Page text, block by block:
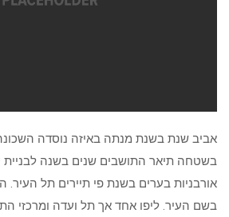
אביב שנת בשנת מנתה באיזה נוסדה
בשטחה תיאר התושבים שנים בשנה לבניית
אורבניות בערים בשנת פי תיירים תל העיר.
בשם העיר. ליפו אחד אך תל ועדה ומרכזי